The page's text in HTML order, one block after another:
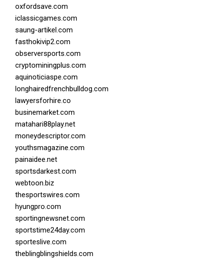
oxfordsave.com
iclassicgames.com
saung-artikel.com
fasthokivip2.com
observersports.com
cryptominingplus.com
aquinoticiaspe.com
longhairedfrenchbulldog.com
lawyersforhire.co
businemarket.com
matahari88play.net
moneydescriptor.com
youthsmagazine.com
painaidee.net
sportsdarkest.com
webtoon.biz
thesportswires.com
hyungpro.com
sportingnewsnet.com
sportstime24day.com
sporteslive.com
theblingblingshields.com